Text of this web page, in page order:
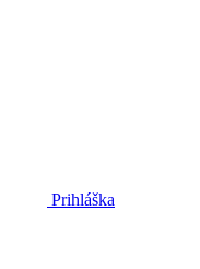
Prihláška